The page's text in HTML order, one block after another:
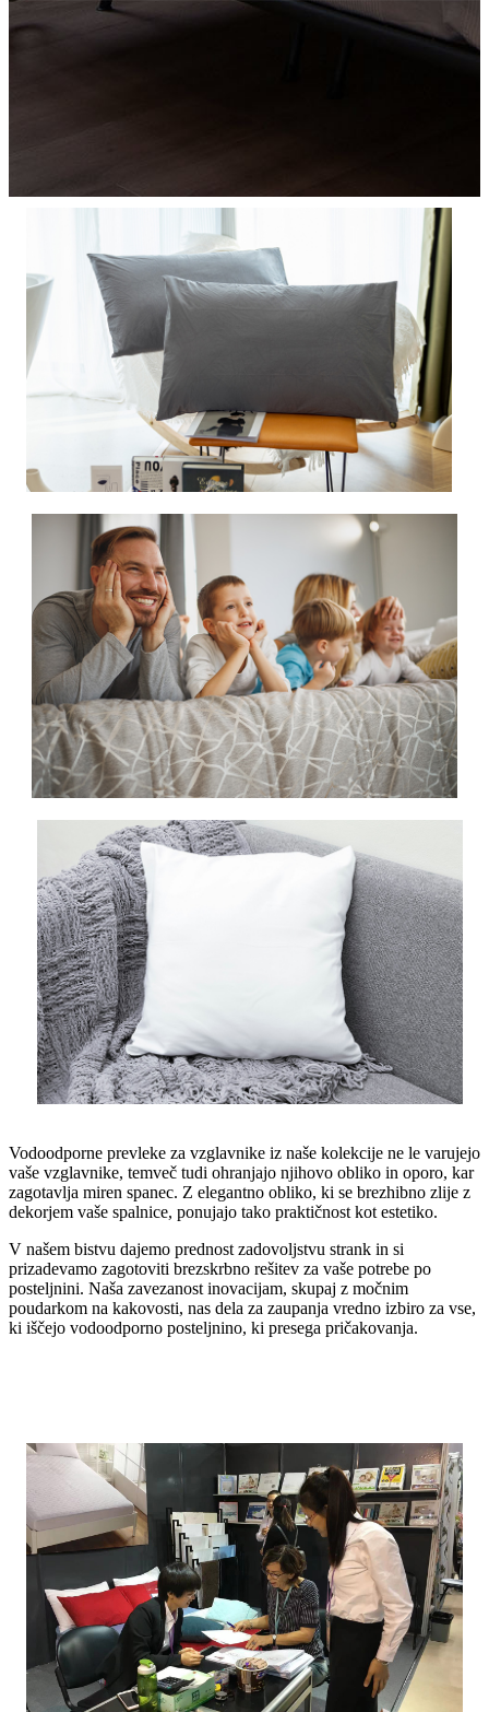
Vodoodporne prevleke za vzglavnike iz naše kolekcije ne le varujejo
vaše vzglavnike, temveč tudi ohranjajo njihovo obliko in oporo, kar
zagotavlja miren spanec. Z elegantno obliko, ki se brezhibno zlije z
dekorjem vaše spalnice, ponujajo tako praktičnost kot estetiko.
V našem bistvu dajemo prednost zadovoljstvu strank in si
prizadevamo zagotoviti brezskrbno rešitev za vaše potrebe po
posteljnini. Naša zavezanost inovacijam, skupaj z močnim
poudarkom na kakovosti, nas dela za zaupanja vredno izbiro za vse,
ki iščejo vodoodporno posteljnino, ki presega pričakovanja.